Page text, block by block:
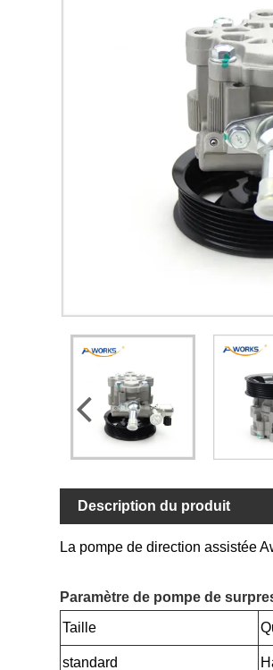
Description du produit
La pompe de direction assistée
Paramètre de pompe de
Taille
standard